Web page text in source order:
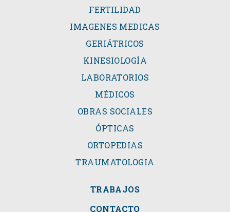
FERTILIDAD
IMAGENES MEDICAS
GERIÁTRICOS
KINESIOLOGÍA
LABORATORIOS
MÉDICOS
OBRAS SOCIALES
ÓPTICAS
ORTOPEDIAS
TRAUMATOLOGIA
TRABAJOS
CONTACTO